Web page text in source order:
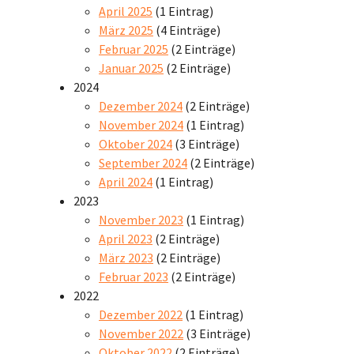
April 2025 (1 Eintrag)
März 2025 (4 Einträge)
Februar 2025 (2 Einträge)
Januar 2025 (2 Einträge)
2024
Dezember 2024 (2 Einträge)
November 2024 (1 Eintrag)
Oktober 2024 (3 Einträge)
September 2024 (2 Einträge)
April 2024 (1 Eintrag)
2023
November 2023 (1 Eintrag)
April 2023 (2 Einträge)
März 2023 (2 Einträge)
Februar 2023 (2 Einträge)
2022
Dezember 2022 (1 Eintrag)
November 2022 (3 Einträge)